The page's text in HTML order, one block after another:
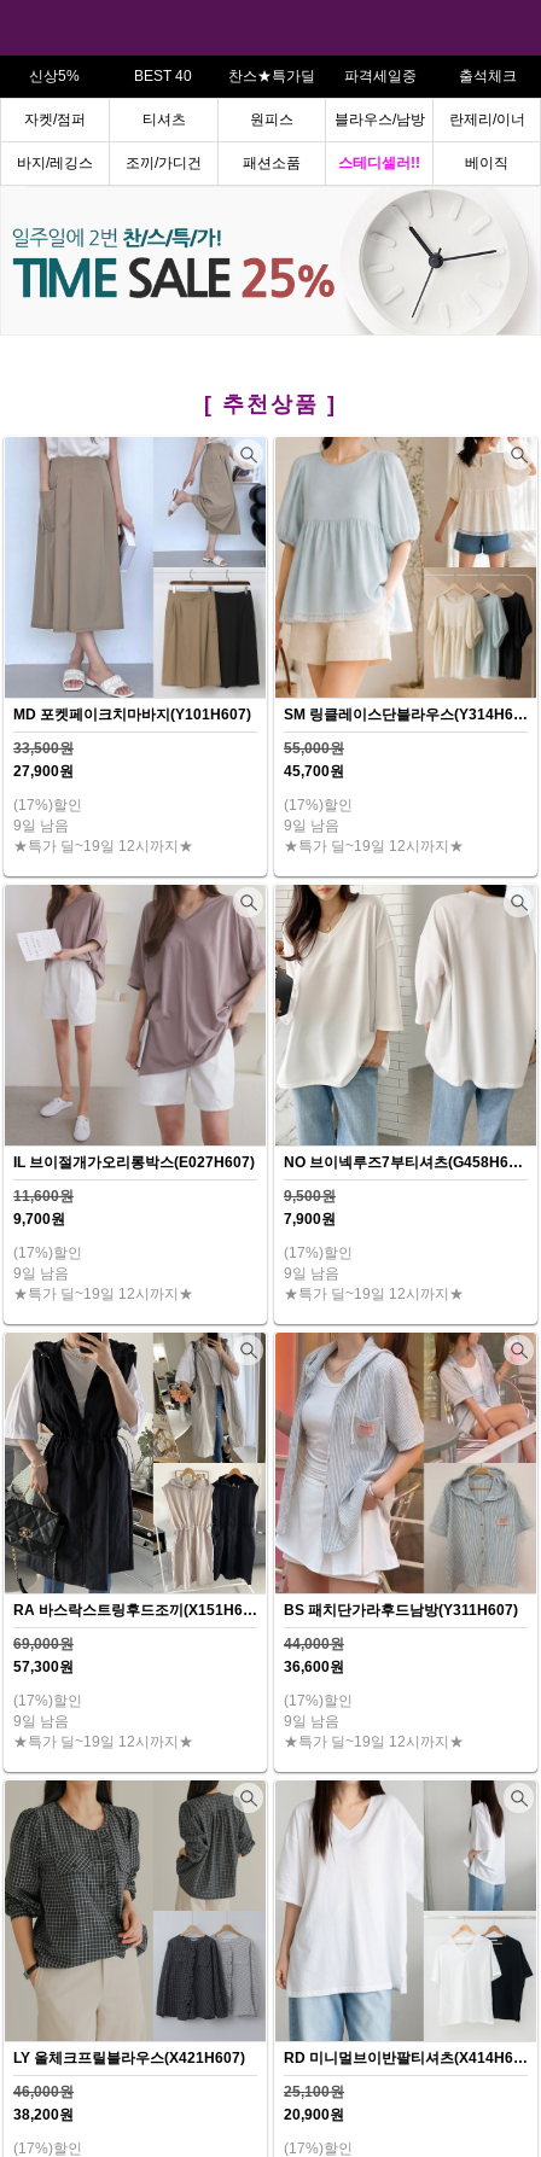
신상5% BEST 40 찬스★특가딜 파격세일중 출석체크
자켓/점퍼 티셔츠 원피스 블라우스/남방 란제리/이너
바지/레깅스 조끼/가디건 패션소품 스테디셀러!! 베이직
[ 추천상품 ]
MD 포켓페이크치마바지(Y101H607)
33,500원
27,900원
(17%)할인
9일 남음
★특가 딜~19일 12시까지★
SM 링클레이스단블라우스(Y314H607)
55,000원
45,700원
(17%)할인
9일 남음
★특가 딜~19일 12시까지★
IL 브이절개가오리롱박스(E027H607)
11,600원
9,700원
(17%)할인
9일 남음
★특가 딜~19일 12시까지★
NO 브이넥루즈7부티셔츠(G458H607)
9,500원
7,900원
(17%)할인
9일 남음
★특가 딜~19일 12시까지★
RA 바스락스트링후드조끼(X151H607)
69,000원
57,300원
(17%)할인
9일 남음
★특가 딜~19일 12시까지★
BS 패치단가라후드남방(Y311H607)
44,000원
36,600원
(17%)할인
9일 남음
★특가 딜~19일 12시까지★
LY 올체크프릴블라우스(X421H607)
46,000원
38,200원
(17%)할인
RD 미니멀브이반팔티셔츠(X414H607)
25,100원
20,900원
(17%)할인